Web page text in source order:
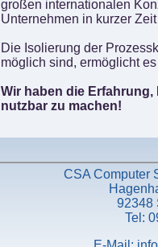
großen internationalen
Unternehmen in kurzer
Die Isolierung der
möglich sind, ermöglicht
Wir haben die
nutzbar zu machen!
CSA Computer
92348
Tel: